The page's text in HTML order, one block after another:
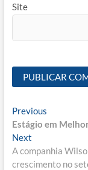
Site
Navegação
de
Post
PreviousPrevious
post:
Estágio em
NextNext
post:
A companhia
crescimento no